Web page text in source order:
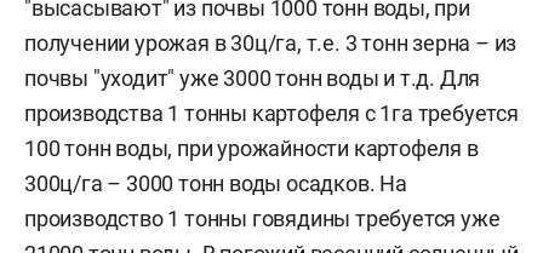
"высасывают" из почвы 1000 тонн воды, при
получении урожая в 30ц/га, т.е. 3 тонн зерна – из
почвы "уходит" уже 3000 тонн воды и т.д. Для
производства 1 тонны картофеля с 1га требуется
100 тонн воды, при урожайности картофеля в
300ц/га – 3000 тонн воды осадков. На
производство 1 тонны говядины требуется уже